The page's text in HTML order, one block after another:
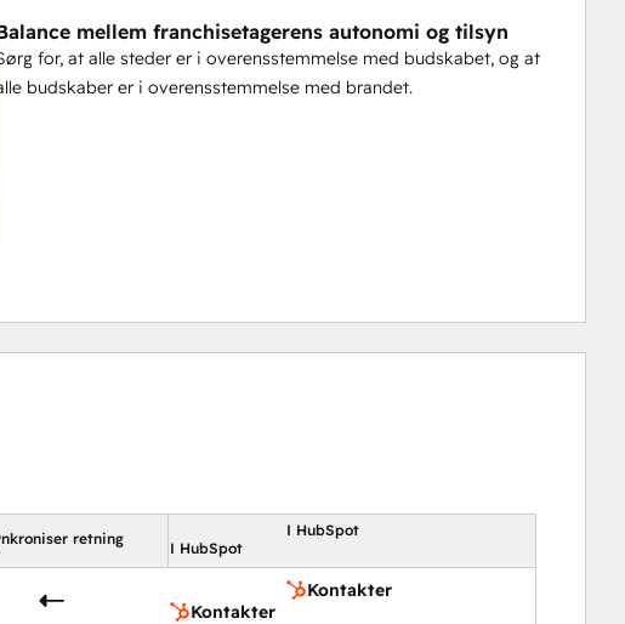
mellem franchisetagerens autonomi og tilsyn
for, at alle steder er i overensstemmelse med budskabet, og at
budskaber er i overensstemmelse med brandet.
retning
I HubSpot
I HubSpot
Kontakter
Kontakter